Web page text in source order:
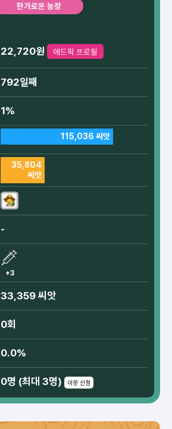
한가로운 농장
22,720원 애드픽 프로필
792일째
1%
115,036 씨앗
35,804
씨앗
-
+3
33,359 씨앗
0회
0.0%
0명 (최대 3명) 이웃 신청